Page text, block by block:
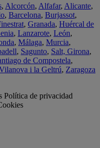
, Alcorcón, Alfafar, Alicante,
, Barcelona, Burjassot,
, Granada, Huércal de
, Lanzarote, León,
, Málaga, Murcia,
, Sagunto, Salt, Girona,
de Compostela,
i la Geltrú, Zaragoza
Política de privacidad